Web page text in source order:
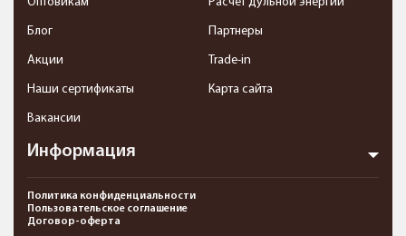
Информация
Блог
Акции
Наши сертификаты
Вакансии
Партнеры
Trade-in
Карта сайта
Политика конфиденциальности
Пользовательское соглашение
Договор-оферта